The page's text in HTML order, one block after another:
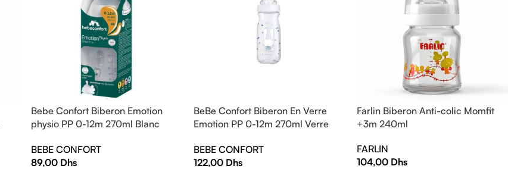
Bebe Confort Biberon Emotion
physio PP 0-12m 270ml Blanc
BEBE CONFORT
89,00 Dhs
BeBe Confort Biberon En Verre
Emotion PP 0-12m 270ml Verre
BEBE CONFORT
122,00 Dhs
Farlin Biberon Anti-colic Momfit
+3m 240ml
FARLIN
104,00 Dhs